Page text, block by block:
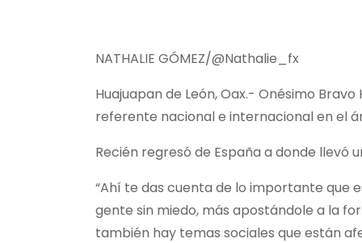
NATHALIE GÓMEZ/@Nathalie_fx
Huajuapan de León, Oax.- Onésimo
referente nacional e internacional en el
Recién regresó de España a donde llevó
“Ahí te das cuenta de lo importante que
gente sin miedo, más apostándole a la
también hay temas sociales que están